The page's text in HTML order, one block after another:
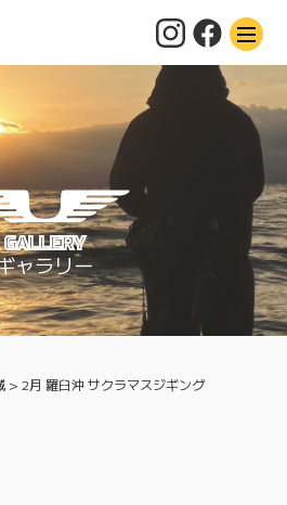
GALLERY
ャラリー
> 2月 羅臼沖 サクラマスジギング